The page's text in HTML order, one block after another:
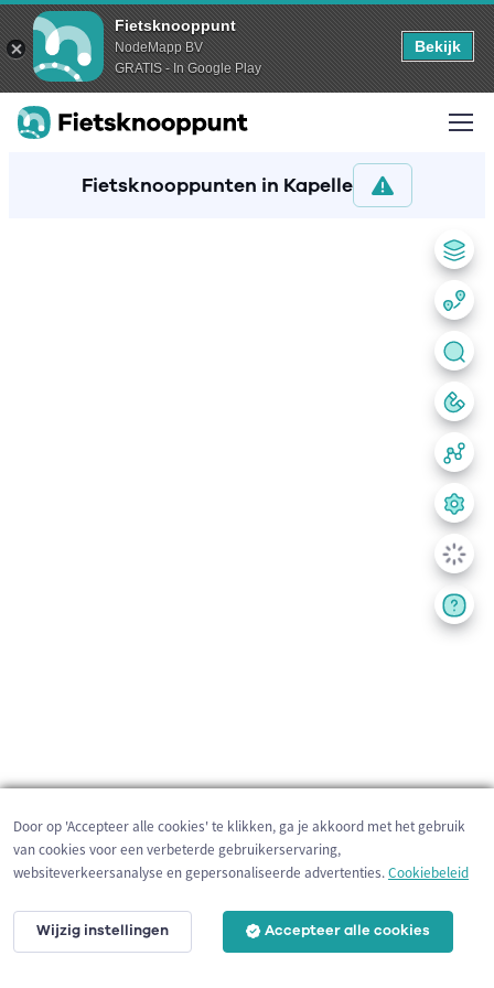
Fietsknooppunt
NodeMapp BV
GRATIS - In Google Play
Bekijk
Fietsknooppunten in Kapelle
1 km
Door op 'Accepteer alle cookies' te klikken, ga je akkoord met het gebruik
van cookies voor een verbeterde gebruikerservaring,
websiteverkeersanalyse en gepersonaliseerde advertenties.Cookiebeleid
Wijzig instellingen Accepteer alle cookies